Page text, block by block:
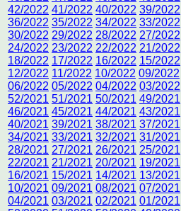
42/2022 41/2022 40/2022 39/2022
36/2022 35/2022 34/2022 33/2022
30/2022 29/2022 28/2022 27/2022
24/2022 23/2022 22/2022 21/2022
18/2022 17/2022 16/2022 15/2022
12/2022 11/2022 10/2022 09/2022
06/2022 05/2022 04/2022 03/2022
52/2021 51/2021 50/2021 49/2021
46/2021 45/2021 44/2021 43/2021
40/2021 39/2021 38/2021 37/2021
34/2021 33/2021 32/2021 31/2021
28/2021 27/2021 26/2021 25/2021
22/2021 21/2021 20/2021 19/2021
16/2021 15/2021 14/2021 13/2021
10/2021 09/2021 08/2021 07/2021
04/2021 03/2021 02/2021 01/2021